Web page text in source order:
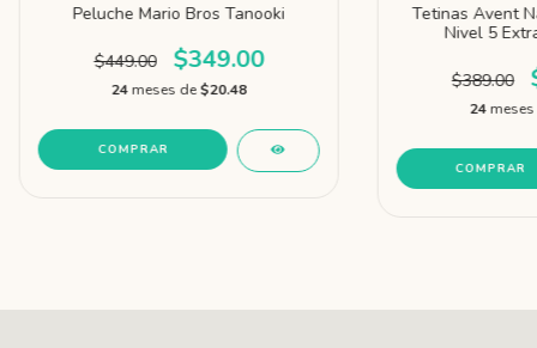
Peluche Mario Bros Tanooki
$449.00 $349.00
24meses de$20.48
COMPRAR
Tetinas Avent
Nivel 5
$389.00
24